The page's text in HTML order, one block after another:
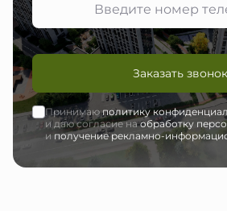
Заказать звонок
Принимаюполитику
и даю согласие наобработку
иполучение рекламно-